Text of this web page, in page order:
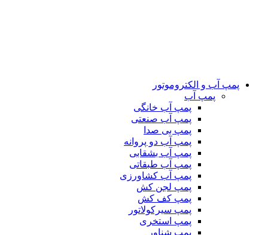
پمپ آب و الکتروموتور
پمپ آب
پمپ آب خانگی
پمپ آب صنعتی
پمپ بی صدا
پمپ آب دو پروانه
پمپ آب بشقابی
پمپ آب طبقاتی
پمپ آب کشاورزی
پمپ لجن کش
پمپ کف کش
پمپ سیرکولاتور
پمپ استخری
پمپ شناور